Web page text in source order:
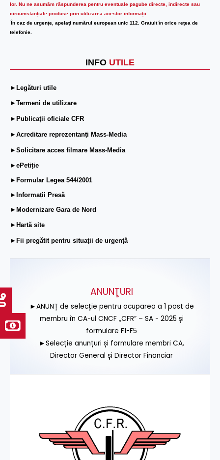
lor. Nu ne asumăm răspunderea pentru eventuale pagube directe, indirecte sau
circumstanțiale produse prin utilizarea acestor informații.
În caz de urgenţe, apelaţi numărul european unic 112. Gratuit în orice reţea de
telefonie.
INFO UTILE
►Legături utile
►Termeni de utilizare
►Publicații oficiale CFR
►Acreditare reprezentanți Mass-Media
►Solicitare acces filmare Mass-Media
►ePetiție
►Formular Legea 544/2001
►Informații Presă
►Modernizare Gara de Nord
►Hartă site
►Fii pregătit pentru situații de urgență
ANUNŢURI
►ANUNȚ de selecție pentru ocuparea a 1 post de
membru în CA-ul CNCF „CFR” – SA - 2025 și
formulare F1-F5
►Selecție anunțuri și formulare membri CA,
Director General și Director Financiar